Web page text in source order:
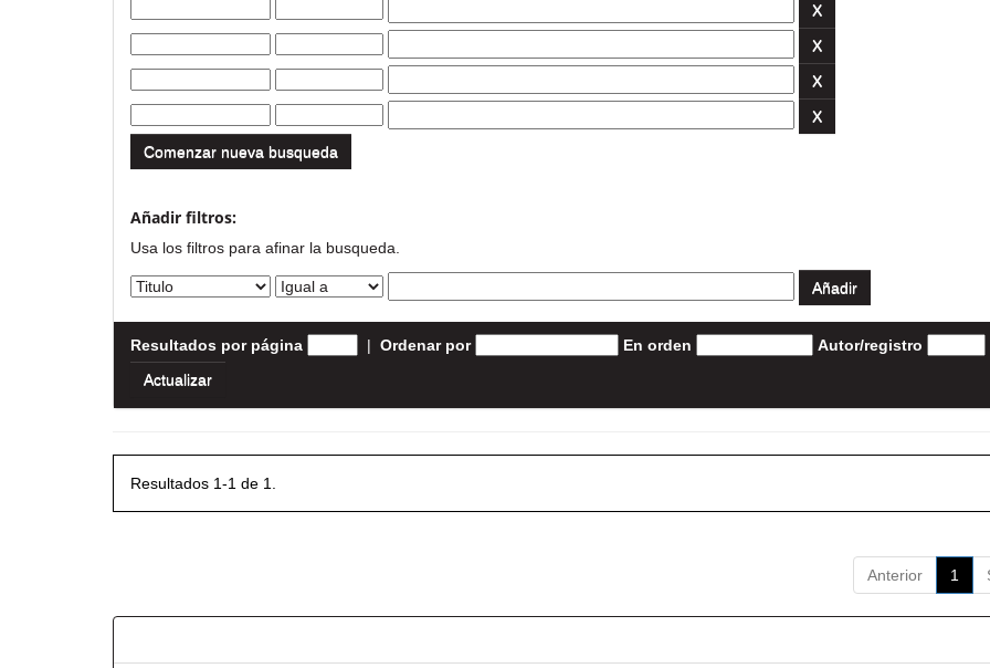
Comenzar nueva busqueda
Añadir filtros:
Usa los filtros para afinar la busqueda.
Resultados por página | Ordenar por En orden Autor/registro
Resultados 1-1 de 1.
Anterior 1